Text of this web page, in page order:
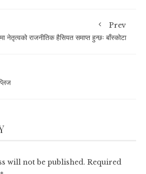
Prev
नेतृत्वको राजनीतिक हैसियत समाप्त हुन्छः बाँस्कोटा
will not be published. Required